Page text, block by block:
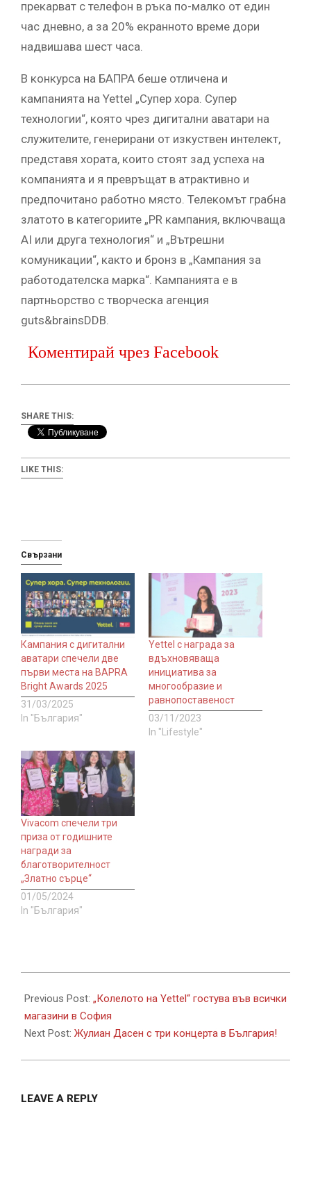
прекарват с телефон в ръка по-малко от един
час дневно, а за 20% екранното време дори
надвишава шест часа.
В конкурса на БАПРА беше отличена и
кампанията на Yettel „Супер хора. Супер
технологии“, която чрез дигитални аватари на
служителите, генерирани от изкуствен интелект,
представя хората, които стоят зад успеха на
компанията и я превръщат в атрактивно и
предпочитано работно място. Телекомът грабна
златото в категориите „PR кампания, включваща
AI или друга технология“ и „Вътрешни
комуникации“, както и бронз в „Кампания за
работодателска марка“. Кампанията е в
партньорство с творческа агенция
guts&brainsDDB.
Коментирай чрез Facebook
SHARE THIS:
LIKE THIS:
Свързани
Кампания с дигитални
аватари спечели две
първи места на BAPRA
Bright Awards 2025
31/03/2025
In "България"
Yettel с награда за
вдъхновяваща
инициатива за
многообразие и
равнопоставеност
03/11/2023
In "Lifestyle"
Vivacom спечели три
приза от годишните
награди за
благотворителност
„Златно сърце“
01/05/2024
In "България"
03-
30
Previous Post: „Колелото на Yettel“ гостува във всички
магазини в София
Next Post: Жулиан Дасен с три концерта в България!
LEAVE A REPLY